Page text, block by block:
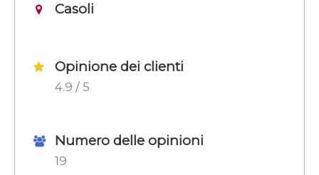
Casoli
Opinione dei clienti
4.9 / 5
Numero delle opinioni
19